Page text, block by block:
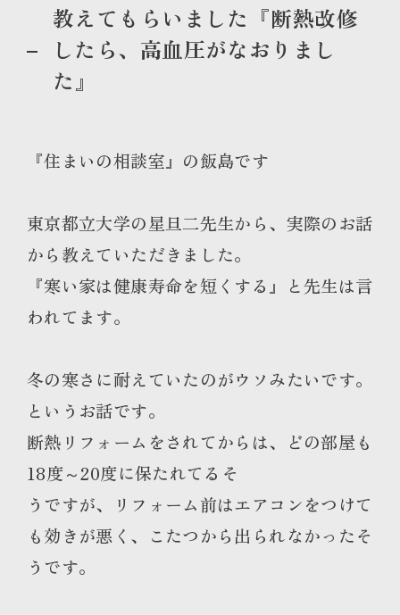
教えてもらいました『断熱改修
したら、高血圧がなおりまし
た』
『住まいの相談室』の飯島です
東京都立大学の星旦二先生から、実際のお話
から教えていただきました。
『寒い家は健康寿命を短くする』と先生は言
われてます。
冬の寒さに耐えていたのがウソみたいです。
というお話です。
断熱リフォームをされてからは、どの部屋も
18度～20度に保たれてるそ
うですが、リフォーム前はエアコンをつけて
も効きが悪く、こたつから出られなかったそ
うです。